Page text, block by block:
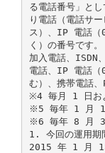
る電話番号」と
り電話（電話サー
ス）、IP 電話
く）の番号です
加入電話、ISDN
電話、IP 電話（
む）、携帯電話、
※4 毎月 1 日
※5 毎年 1 月
※6 毎年 8 月
1. 今回の運用期
2015 年 1 月